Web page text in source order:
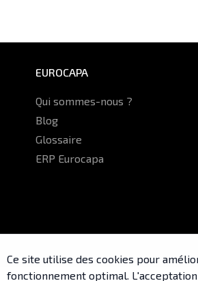
EUROCAPA
Qui sommes-nous ?
Blog
Glossaire
ERP Eurocapa
Ce site utilise des cookies pour
fonctionnement optimal.